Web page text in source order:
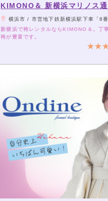
KIMONO＆ 新横浜マリノス
横浜市 / 市営地下鉄新横浜駅下車「8番出口」徒歩2分。JR新横
新横浜で袴レンタルならKIMONO＆。丁
袴が豊富です。